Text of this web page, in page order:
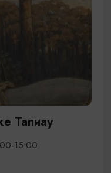
Тапиау
15:00